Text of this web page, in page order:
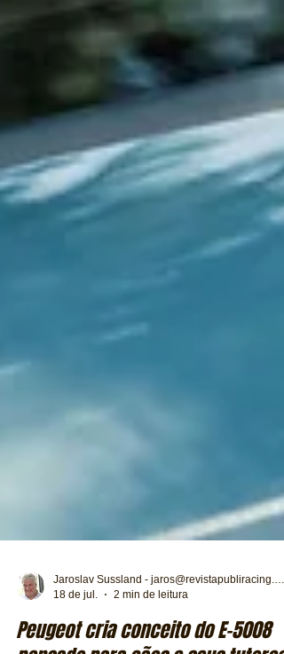
18 de jul.
2 min de leitura